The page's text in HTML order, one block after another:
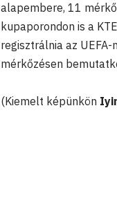
alapembere, 11
kupaporondon is a
regisztrálnia az
mérkőzésen
(Kiemelt képünkön